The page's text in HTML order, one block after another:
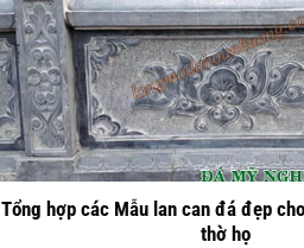
Tổng hợp các Mẫu lan can đá đẹp
thờ họ